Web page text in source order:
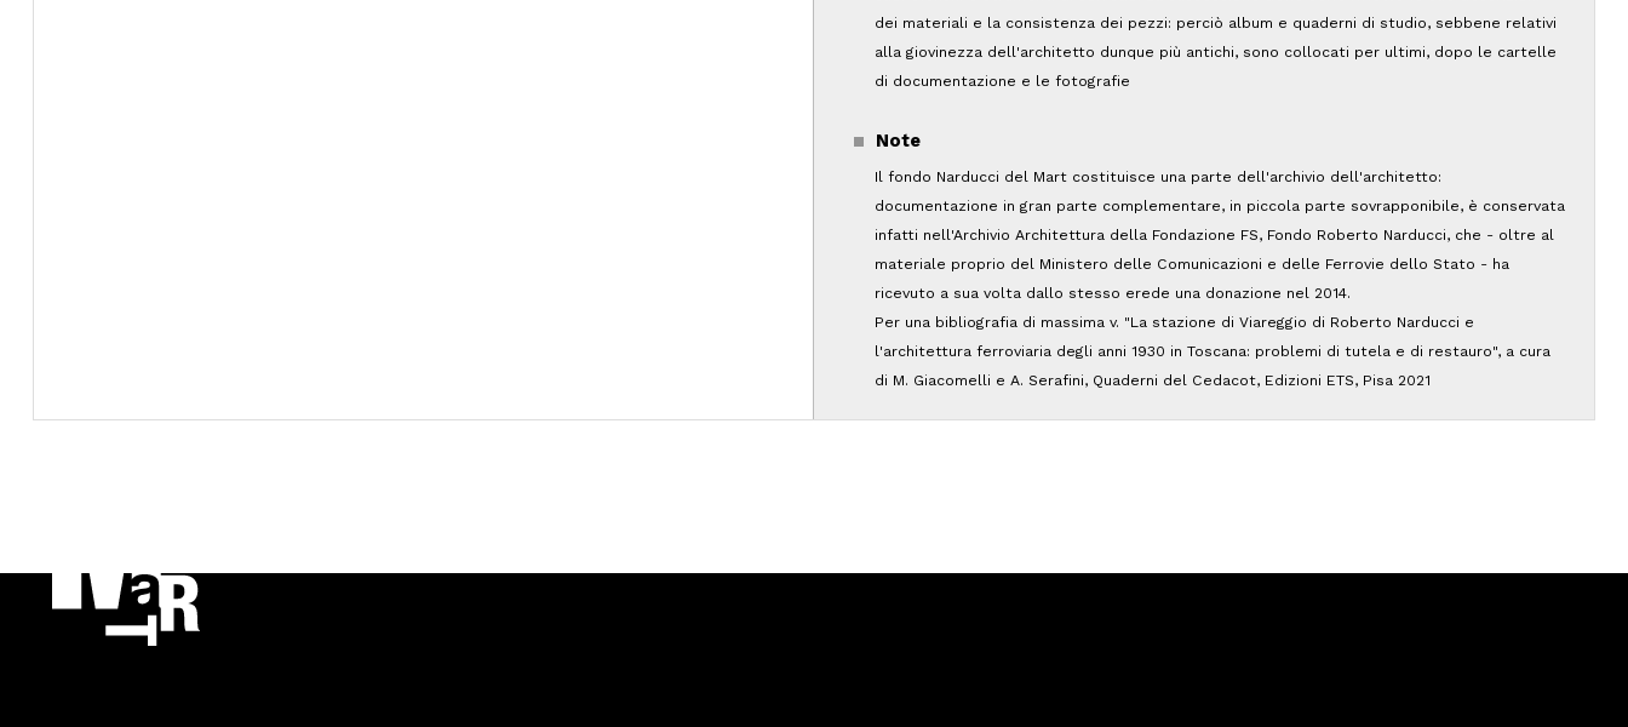
dei materiali e la consistenza dei pezzi: perciò album e quaderni di studio, sebbene relativi
alla giovinezza dell'architetto dunque più antichi, sono collocati per ultimi, dopo le cartelle
di documentazione e le fotografie
Note
Il fondo Narducci del Mart costituisce una parte dell'archivio dell'architetto:
documentazione in gran parte complementare, in piccola parte sovrapponibile, è conservata
infatti nell'Archivio Architettura della Fondazione FS, Fondo Roberto Narducci, che - oltre al
materiale proprio del Ministero delle Comunicazioni e delle Ferrovie dello Stato - ha
ricevuto a sua volta dallo stesso erede una donazione nel 2014.
Per una bibliografia di massima v. "La stazione di Viareggio di Roberto Narducci e
l'architettura ferroviaria degli anni 1930 in Toscana: problemi di tutela e di restauro", a cura
di M. Giacomelli e A. Serafini, Quaderni del Cedacot, Edizioni ETS, Pisa 2021